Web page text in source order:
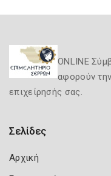
ONLINE
αφορούν
επιχείρησής σας.
Σελίδες
Αρχική